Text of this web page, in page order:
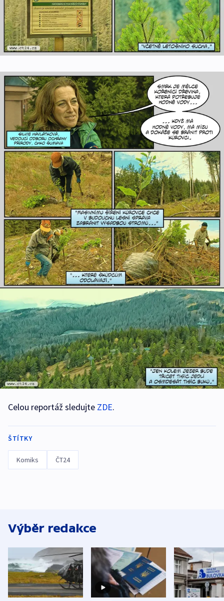
Celou reportáž sledujte ZDE.
ŠTÍTKY
Komiks ČT24
Výběr redakce